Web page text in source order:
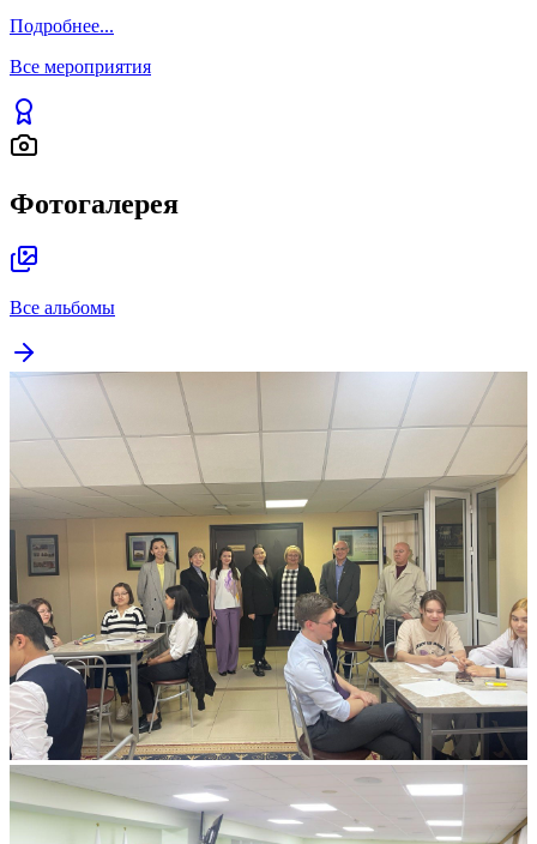
ДО ЖИВОГО ДИАЛОГА СО
СТУДЕНТАМИ: В КАЗАХСТАНЕ
ПРОДОЛЖАЮТСЯ КУРСЫ
ДЛЯ ПРЕДСТАВИТЕЛЕЙ ФИЛИАЛА
122
Подробнее
Все мероприятия
Фотогалерея
Все альбомы